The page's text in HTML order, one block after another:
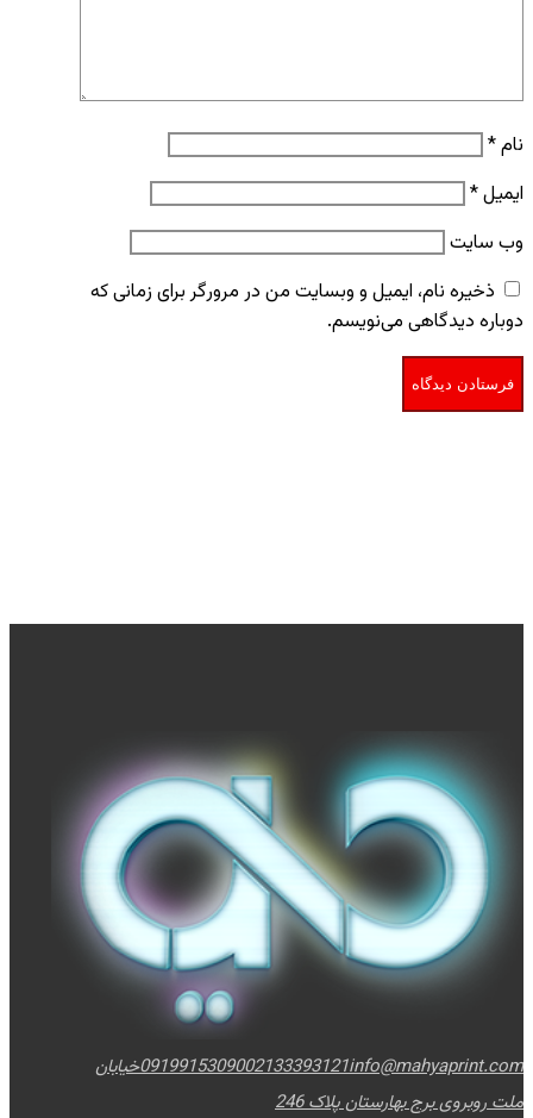
نام*
ایمیل*
وب‌ سایت
ذخیره نام، ایمیل و وبسایت من در مرورگر برای زمانی که
دوباره دیدگاهی می‌نویسم.
0919915309002133393121info@mahyaprint.com
خیابان
ملت روبروی برج بهارستان پلاک 246